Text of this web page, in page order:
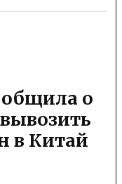
о
в Китай